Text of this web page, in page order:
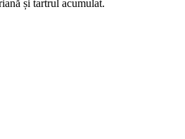
și tartrul acumulat.